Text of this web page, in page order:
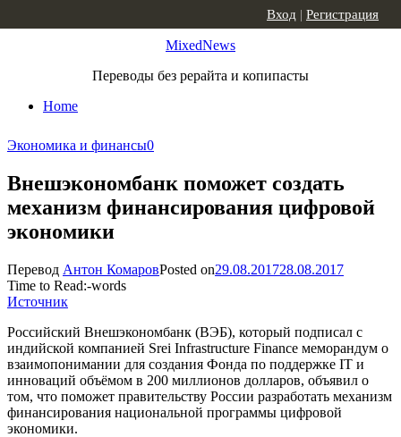
MixedNews
Переводы без рерайта и копипасты
Home
Вход | Регистрация
Экономика и финансы0
Внешэкономбанк поможет создать
механизм финансирования цифровой
экономики
Перевод Антон КомаровPosted on29.08.201728.08.2017
Time to Read:-words
Источник
Российский Внешэкономбанк (ВЭБ), который подписал с
индийской компанией Srei Infrastructure Finance меморандум о
взаимопонимании для создания Фонда по поддержке IT и
инноваций объёмом в 200 миллионов долларов, объявил о
том, что поможет правительству России разработать механизм
финансирования национальной программы цифровой
экономики.